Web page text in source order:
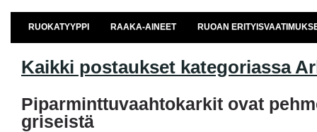
RUOKATYYPPI RAAKA-AINEET RUOAN
Kaikki postaukset kategoriassa
Piparminttuvaahtokarkit ovat
griseistä